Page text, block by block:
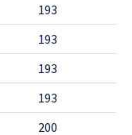
193
193
193
193
200